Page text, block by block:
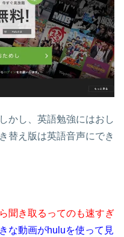
かし、英語勉強にはおし
替え版は英語音声にでき
聞き取るってのも速すぎ
な動画がhuluを使って見